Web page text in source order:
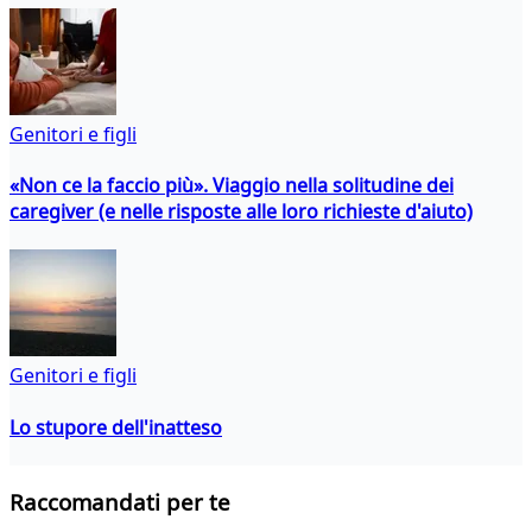
Genitori e figli
«Non ce la faccio più». Viaggio nella solitudine dei
caregiver (e nelle risposte alle loro richieste d'aiuto)
Genitori e figli
Lo stupore dell'inatteso
Raccomandati per te